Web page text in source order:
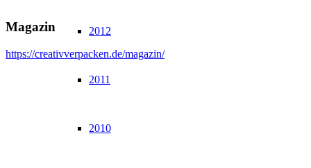
2012
2011
2010
Magazin
https://creativverpacken.de/magazin/